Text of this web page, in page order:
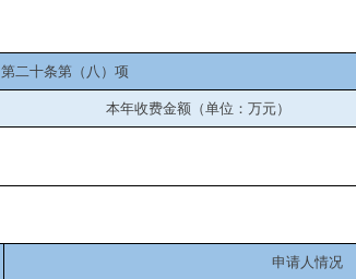
第二十条第（八）项
本年收费金额（单位：万元）
申请人情况